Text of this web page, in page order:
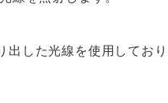
した光線を使用してお